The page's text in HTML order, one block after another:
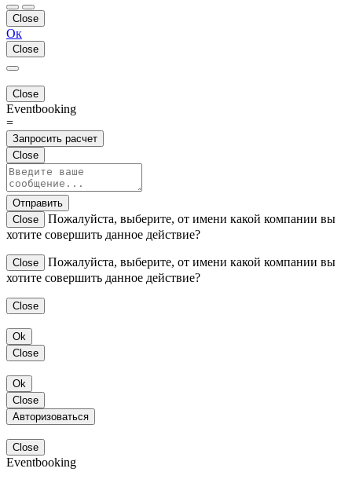
Close
Ок
Close
Close
Eventbooking
=
Запросить расчет
Close
Отправить
Close
Пожалуйста, выберите, от имени какой компании вы
хотите совершить данное действие?
Close
Пожалуйста, выберите, от имени какой компании вы
хотите совершить данное действие?
Close
Ok
Close
Ok
Close
Авторизоваться
Close
Eventbooking